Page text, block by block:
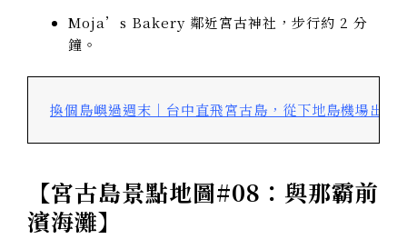
Moja’s Bakery 鄰近宮古神社，步行約 2 分
鐘。
換個島嶼過週末｜台中直飛宮古島，從下地島機場出發
【宮古島景點地圖#08：與那霸前
濱海灘】